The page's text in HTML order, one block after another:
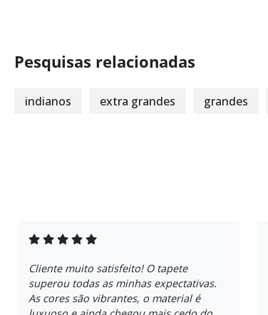
Pesquisas relacionadas
indianos extra grandes grandes
Cliente muito satisfeito! O tapete
superou todas as minhas expectativas.
As cores são vibrantes, o material é